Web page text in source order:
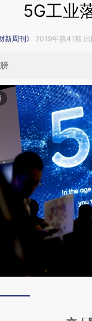
5G工业
新周刊》 2019年第41期